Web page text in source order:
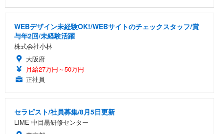
WEBデザイン未経験OK!/WEBサイトのチェックスタッフ/賞
与年2回/未経験活躍
株式会社小林
大阪府
月給27万円～50万円
正社員
セラピスト/社員募集/8月5日更新
LIME 中目黒研修センター